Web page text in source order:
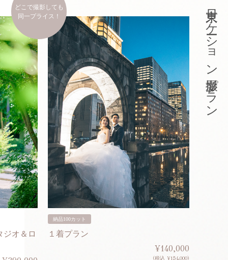
どこで撮影しても
同一プライス！
ジオ＆ロ
納品100カット
１着プラン
¥140,000
(税込 ¥154,000)
東京ロケーション撮影プラン